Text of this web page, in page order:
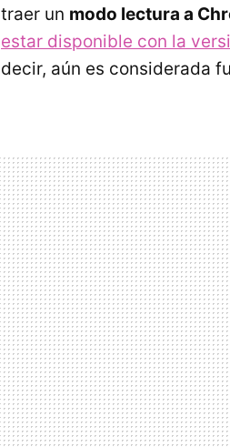
traer un modo lectura a
estar disponible con la
decir, aún es considerada